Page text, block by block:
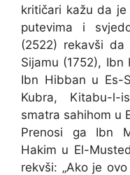
kritičari kažu da
putevima i
(2522) rekavši
Sijamu (1752),
Ibn Hibban u Es-
Kubra, Kitabu-l-
smatra sahihom u
Prenosi ga Ibn
Hakim u El-
rekvši: „Ako je